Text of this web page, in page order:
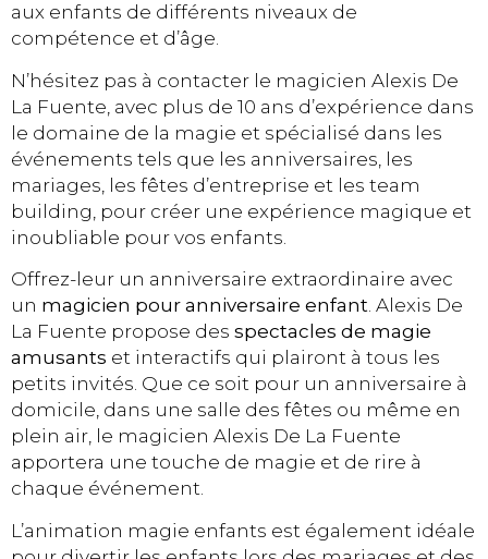
aux enfants de différents niveaux de
compétence et d’âge.
N’hésitez pas à contacter le magicien Alexis De
La Fuente, avec plus de 10 ans d’expérience dans
le domaine de la magie et spécialisé dans les
événements tels que les anniversaires, les
mariages, les fêtes d’entreprise et les team
building, pour créer une expérience magique et
inoubliable pour vos enfants.
Offrez-leur un anniversaire extraordinaire avec
un magicien pour anniversaire enfant. Alexis De
La Fuente propose des spectacles de magie
amusants et interactifs qui plairont à tous les
petits invités. Que ce soit pour un anniversaire à
domicile, dans une salle des fêtes ou même en
plein air, le magicien Alexis De La Fuente
apportera une touche de magie et de rire à
chaque événement.
L’animation magie enfants est également idéale